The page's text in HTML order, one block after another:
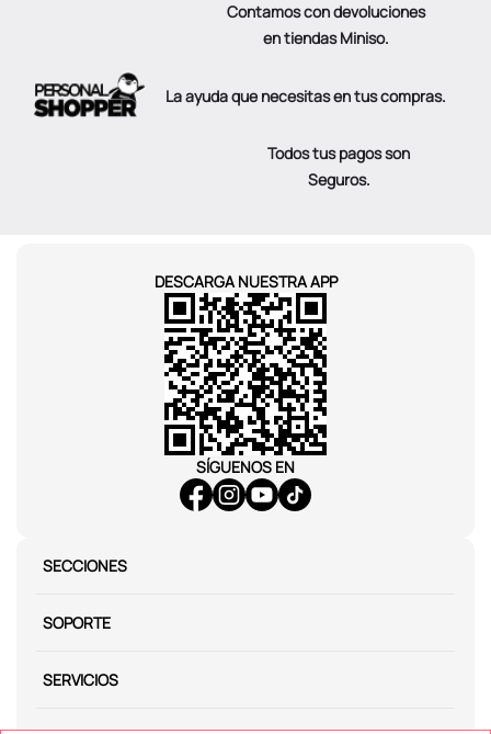
Contamos con devoluciones
en tiendas Miniso.
La ayuda que necesitas en tus compras.
Todos tus pagos son
Seguros.
DESCARGA NUESTRA APP
SÍGUENOS EN
SECCIONES
SOPORTE
SERVICIOS